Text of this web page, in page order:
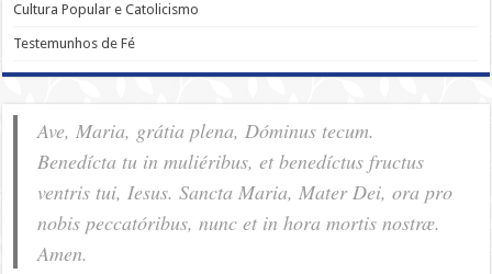
Cultura Popular e Catolicismo
Testemunhos de Fé
Ave, Maria, grátia plena, Dóminus tecum.
Benedícta tu in muliéribus, et benedíctus fructus
ventris tui, Iesus. Sancta Maria, Mater Dei, ora pro
nobis pec­ca­tóribus, nunc et in hora mortis nostræ.
Amen.